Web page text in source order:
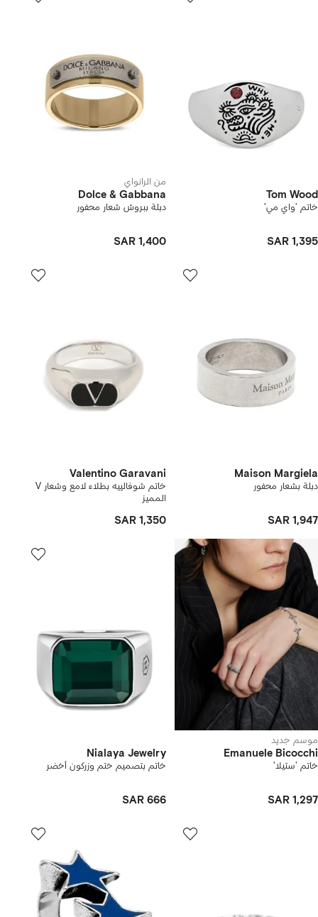
Tom Wood
خاتم 'واي مي'
SAR 1,395
من الرانواي
Dolce & Gabbana
دبلة ببروش شعار محفور
SAR 1,400
Maison Margiela
دبلة بشعار محفور
SAR 1,947
Valentino Garavani
خاتم شوفالييه بطلاء لامع وشعار V
المميز
SAR 1,350
موسم جديد
Emanuele Bicocchi
خاتم 'ستيلا'
SAR 1,297
Nialaya Jewelry
خاتم بتصميم ختم وزركون أخضر
SAR 666